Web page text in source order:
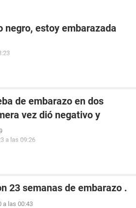
negro, estoy embarazada
de embarazo en dos
vez dió negativo y
a las 09:26
23 semanas de embarazo .
a las 00:43